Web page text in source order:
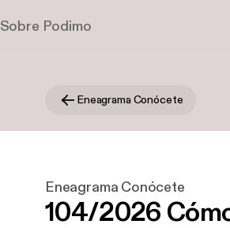
Sobre Podimo
Eneagrama Conócete
Eneagrama Conócete
104/2026